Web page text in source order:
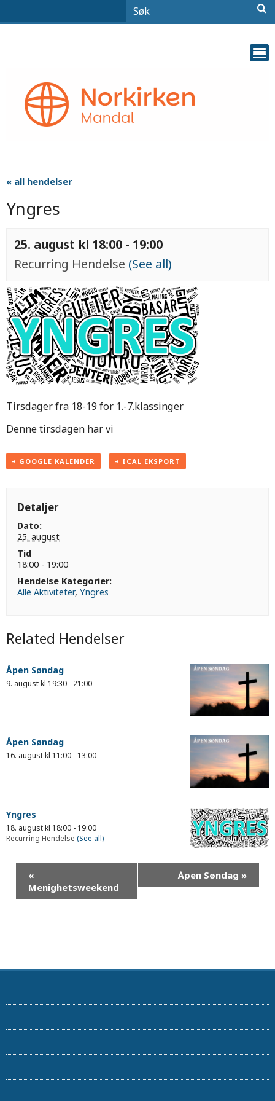
« all hendelser
Yngres
25. august kl 18:00 - 19:00
Recurring Hendelse (See all)
Tirsdager fra 18-19 for 1.-7.klassinger
Denne tirsdagen har vi
+ GOOGLE KALENDER + ICAL EKSPORT
Detaljer
Dato:
25. august
Tid
18:00 - 19:00
Hendelse Kategorier:
Alle Aktiviteter,Yngres
Related Hendelser
Åpen Søndag
9. august kl 19:30 - 21:00
Åpen Søndag
16. august kl 11:00 - 13:00
Yngres
18. august kl 18:00 - 19:00
Recurring Hendelse (See all)
«
Menighetsweekend
Åpen Søndag »